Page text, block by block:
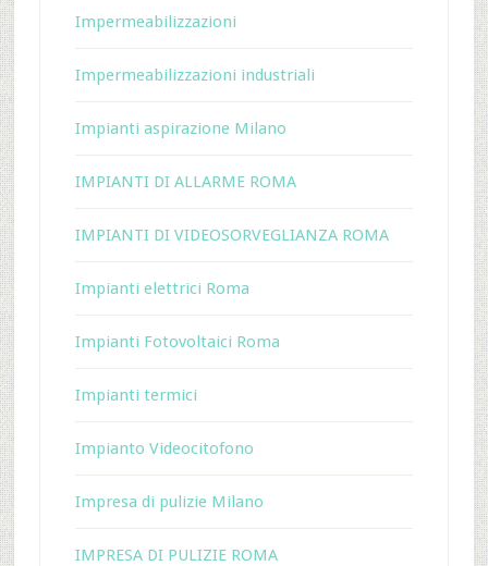
Impermeabilizzazioni
Impermeabilizzazioni industriali
Impianti aspirazione Milano
IMPIANTI DI ALLARME ROMA
IMPIANTI DI VIDEOSORVEGLIANZA ROMA
Impianti elettrici Roma
Impianti Fotovoltaici Roma
Impianti termici
Impianto Videocitofono
Impresa di pulizie Milano
IMPRESA DI PULIZIE ROMA